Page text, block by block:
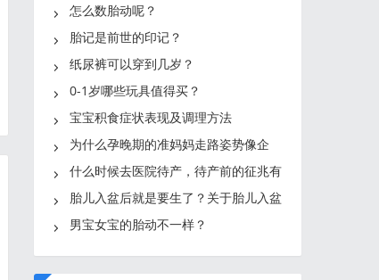
怎么数胎动呢？
胎记是前世的印记？
纸尿裤可以穿到几岁？
0-1岁哪些玩具值得买？
宝宝积食症状表现及调理方法
为什么孕晚期的准妈妈走路姿势像企
鹅？
什么时候去医院待产，待产前的征兆有
哪些？
胎儿入盆后就是要生了？关于胎儿入盆
知识有哪些？胎儿迟迟不
男宝女宝的胎动不一样？